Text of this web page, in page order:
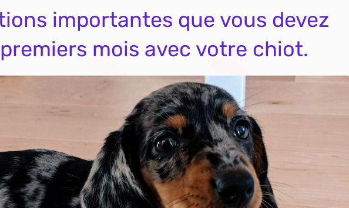
importantes que vous devez
mois avec votre chiot.